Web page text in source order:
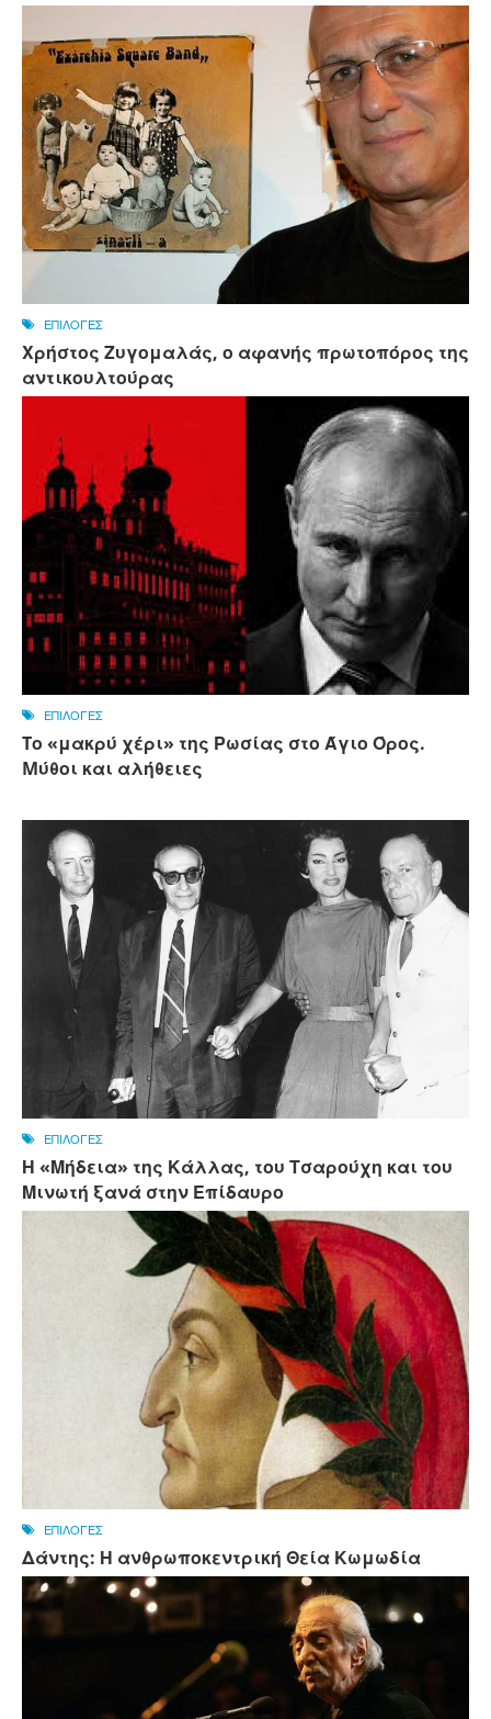
ΕΠΙΛΟΓΕΣ
Χρήστος Ζυγομαλάς, ο αφανής πρωτοπόρος της
αντικουλτούρας
ΕΠΙΛΟΓΕΣ
Tο «μακρύ χέρι» της Ρωσίας στο Άγιο Όρος.
Mύθοι και αλήθειες
ΕΠΙΛΟΓΕΣ
Η «Μήδεια» της Κάλλας, του Τσαρούχη και του
Μινωτή ξανά στην Επίδαυρο
ΕΠΙΛΟΓΕΣ
Δάντης: Η ανθρωποκεντρική Θεία Κωμωδία